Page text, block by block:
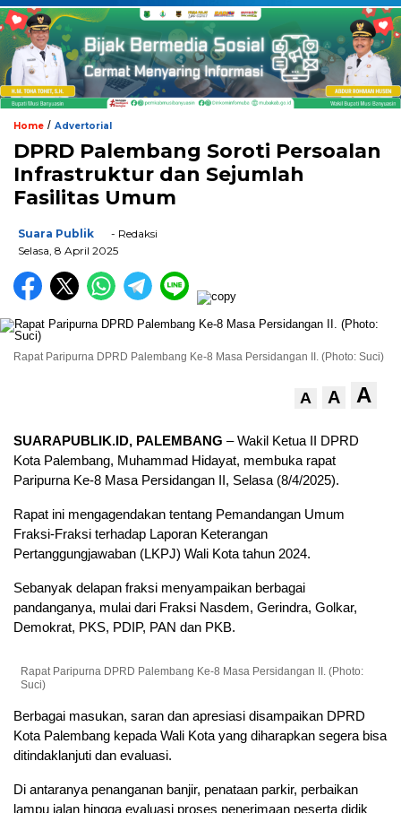
Home / Advertorial
DPRD Palembang Soroti Persoalan
Infrastruktur dan Sejumlah
Fasilitas Umum
Suara Publik
- Redaksi
Selasa, 8 April 2025
Rapat Paripurna DPRD Palembang Ke-8 Masa Persidangan II. (Photo: Suci)
A A A
SUARAPUBLIK.ID, PALEMBANG – Wakil Ketua II DPRD
Kota Palembang, Muhammad Hidayat, membuka rapat
Paripurna Ke-8 Masa Persidangan II, Selasa (8/4/2025).
Rapat ini mengagendakan tentang Pemandangan Umum
Fraksi-Fraksi terhadap Laporan Keterangan
Pertanggungjawaban (LKPJ) Wali Kota tahun 2024.
Sebanyak delapan fraksi menyampaikan berbagai
pandanganya, mulai dari Fraksi Nasdem, Gerindra, Golkar,
Demokrat, PKS, PDIP, PAN dan PKB.
Rapat Paripurna DPRD Palembang Ke-8 Masa Persidangan II. (Photo:
Suci)
Berbagai masukan, saran dan apresiasi disampaikan DPRD
Kota Palembang kepada Wali Kota yang diharapkan segera bisa
ditindaklanjuti dan evaluasi.
Di antaranya penanganan banjir, penataan parkir, perbaikan
lampu jalan hingga evaluasi proses penerimaan peserta didik